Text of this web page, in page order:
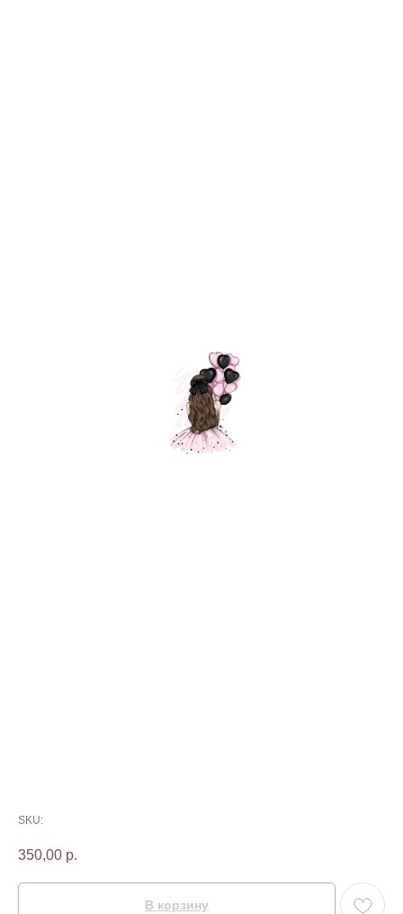
SKU:
350,00 р.
В корзину